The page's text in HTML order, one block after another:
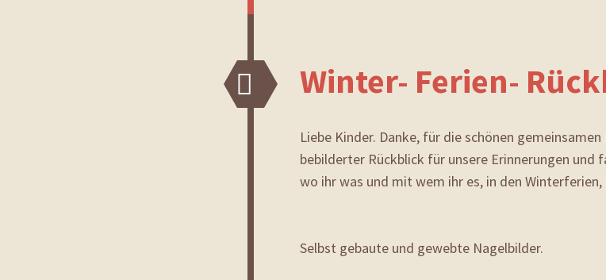
BildWinter- Ferien-
Liebe Kinder. Danke, für die schönen
bebilderter Rückblick für unsere Erinnerungen
wo ihr was und mit wem ihr es, in den
Selbst gebaute und gewebte Nagelbilder.